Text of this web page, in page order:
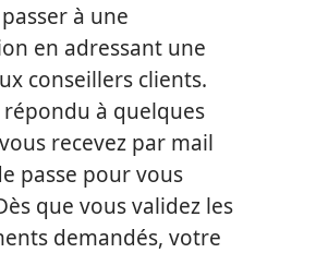
à une
en adressant une
conseillers clients.
à quelques
recevez par mail
passe pour vous
que vous validez les
demandés, votre